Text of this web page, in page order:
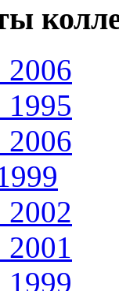
2006
1995
2006
2002
2001
1999